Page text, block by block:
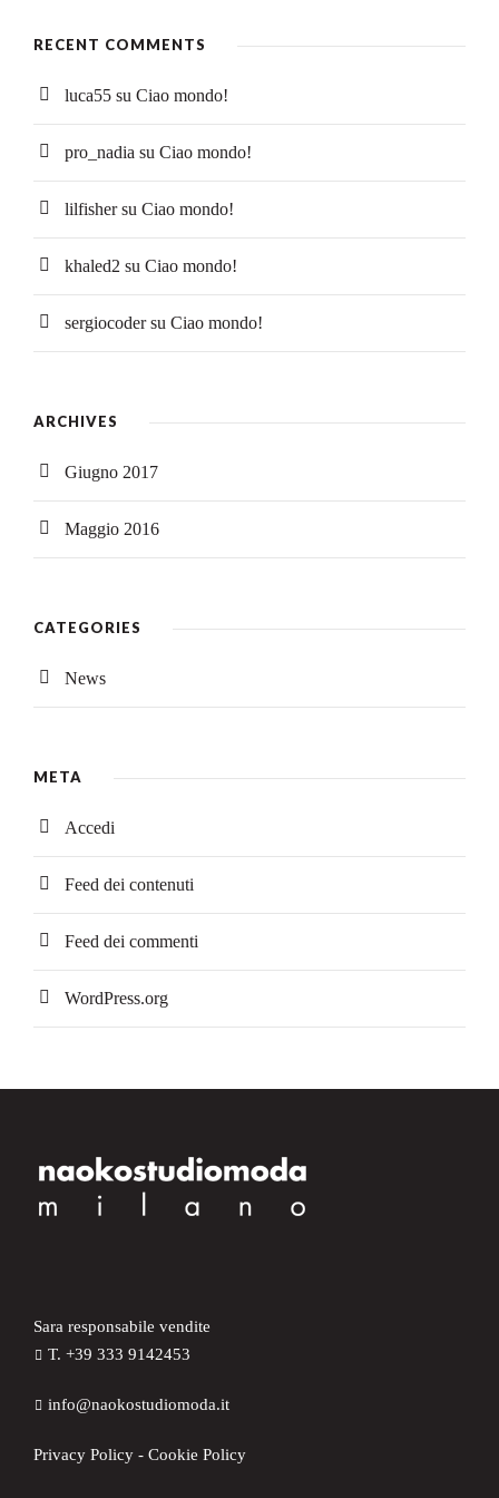
RECENT COMMENTS
luca55 su Ciao mondo!
pro_nadia su Ciao mondo!
lilfishersu Ciao mondo!
khaled2 su Ciao mondo!
sergiocodersu Ciao mondo!
ARCHIVES
Giugno 2017
Maggio 2016
CATEGORIES
News
META
Accedi
Feed dei contenuti
Feed dei commenti
WordPress.org
Sara responsabile vendite
T. +39 333 9142453
info@naokostudiomoda.it
Privacy Policy - Cookie Policy